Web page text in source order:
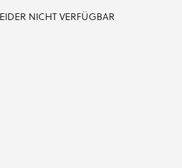
NICHT VERFÜGBAR